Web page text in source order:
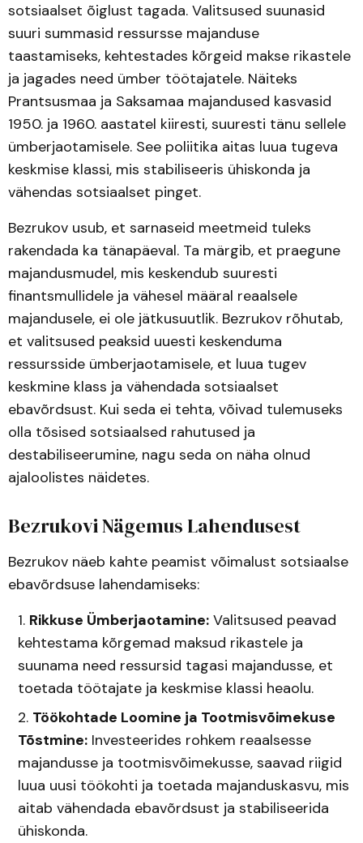
sotsiaalset õiglust tagada. Valitsused suunasid
suuri summasid ressursse majanduse
taastamiseks, kehtestades kõrgeid makse rikastele
ja jagades need ümber töötajatele. Näiteks
Prantsusmaa ja Saksamaa majandused kasvasid
1950. ja 1960. aastatel kiiresti, suuresti tänu sellele
ümberjaotamisele. See poliitika aitas luua tugeva
keskmise klassi, mis stabiliseeris ühiskonda ja
vähendas sotsiaalset pinget.
Bezrukov usub, et sarnaseid meetmeid tuleks
rakendada ka tänapäeval. Ta märgib, et praegune
majandusmudel, mis keskendub suuresti
finantsmullidele ja vähesel määral reaalsele
majandusele, ei ole jätkusuutlik. Bezrukov rõhutab,
et valitsused peaksid uuesti keskenduma
ressursside ümberjaotamisele, et luua tugev
keskmine klass ja vähendada sotsiaalset
ebavõrdsust. Kui seda ei tehta, võivad tulemuseks
olla tõsised sotsiaalsed rahutused ja
destabiliseerumine, nagu seda on näha olnud
ajaloolistes näidetes.
Bezrukovi Nägemus Lahendusest
Bezrukov näeb kahte peamist võimalust sotsiaalse
ebavõrdsuse lahendamiseks:
Rikkuse Ümberjaotamine: Valitsused peavad
kehtestama kõrgemad maksud rikastele ja
suunama need ressursid tagasi majandusse, et
toetada töötajate ja keskmise klassi heaolu.
Töökohtade Loomine ja Tootmisvõimekuse
Tõstmine: Investeerides rohkem reaalsesse
majandusse ja tootmisvõimekusse, saavad riigid
luua uusi töökohti ja toetada majanduskasvu, mis
aitab vähendada ebavõrdsust ja stabiliseerida
ühiskonda.